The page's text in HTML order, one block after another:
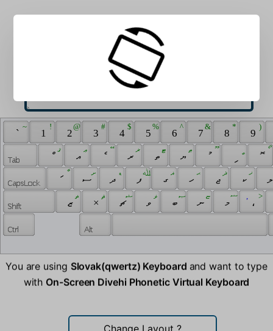
Type Divehi Phonetic characters into the box:
`
~
1
!
2
@
3
#
4
$
5
%
6
^
7
&
8
*
9
)
ް އ ެ
ޭ
ރ
ޜ
ތ ޔ ު
ޫ
ޮ
ޯ
ަ
ާ
ސ ފ
ﷲ
ގ ހ ޖ
ޛ
ކ
ޒ × ޗ ވ ބ
ޞ
ނ
ޏ
މ ،
>
You are using Slovak(qwertz) Keyboard and want to type
with On-Screen Divehi Phonetic Virtual Keyboard
Change Layout ?